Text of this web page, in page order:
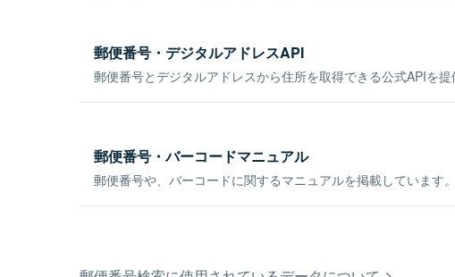
郵便番号・デジタルアドレスAPI
郵便番号とデジタルアドレスから住所を取得できる公式APIを提
郵便番号・バーコードマニュアル
郵便番号や、バーコードに関するマニュアルを掲載しています。